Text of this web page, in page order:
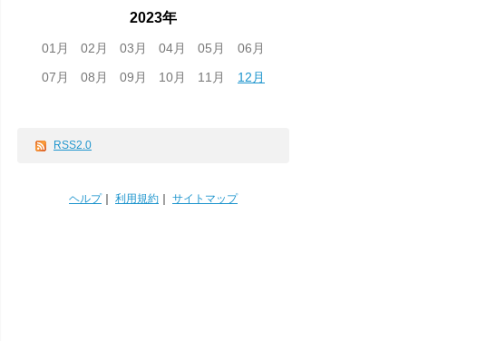
2023年
01月 02月 03月 04月 05月
06月
07月
08月 09月 10月 11月 12月
RSS2.0
ヘルプ｜ 利用規約 サイトマップ